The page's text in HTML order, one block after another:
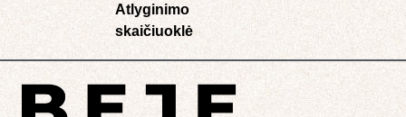
Atlyginimo
skaičiuoklė​